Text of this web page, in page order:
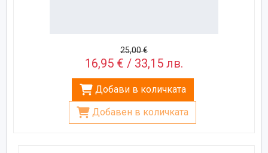
25,00 €
16,95 € / 33,15 лв.
Добави в количката
Добавен в количката